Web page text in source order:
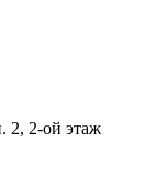
2, 2-ой этаж